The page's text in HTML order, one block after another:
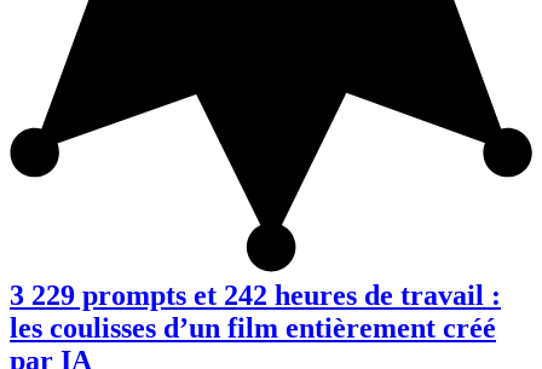
3 229 prompts et 242 heures de travail :
les coulisses d’un film entièrement créé
par IA